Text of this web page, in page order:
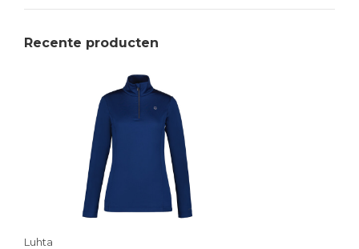
Recente producten
Luhta